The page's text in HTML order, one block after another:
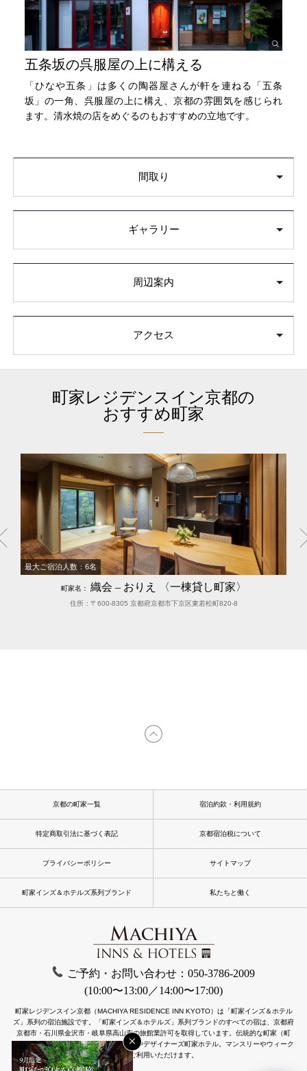
五条坂の呉服屋の上に構える
「ひなや五条」は多くの陶器屋さんが軒を連ねる「五条
坂」の一角、呉服屋の上に構え、京都の雰囲気を感じられ
ます。清水焼の店をめぐるのもおすすめの立地です。
間取り
ギャラリー
周辺案内
アクセス
町家レジデンスイン京都の
おすすめ町家
最大ご宿泊人数：6名
町家名： 織会 – おりえ 〈一棟貸し町家〉
住所：〒600-8305 京都府京都市下京区東若松町820-8
京都の町家一覧 宿泊約款・利用規約
特定商取引法に基づく表記 京都宿泊税について
プライバシーポリシー サイトマップ
町家インズ＆ホテルズ系列ブランド 私たちと働く
ご予約・お問い合わせ：050-3786-2009
(10:00〜13:00／14:00〜17:00)
町家レジデンスイン京都（MACHIYA RESIDENCE INN KYOTO）は「町家インズ＆ホテル
ズ」系列の宿泊施設です。
「町家インズ＆ホテルズ」系列ブランドのすべての宿は、京都府
京都市・石川県金沢市・岐阜県高山市の旅館業許可を取得しています。 伝統的な町家（町
屋）をリノベーションした一棟貸し町家やデザイナーズ町家ホテル。マンスリーやウィーク
リーもご利用いただけます。
×